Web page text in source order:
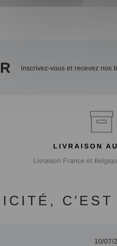
Inscrivez-vous et recevez nos
LIVRAISON
Livraison France et
C'EST
10/07/2026